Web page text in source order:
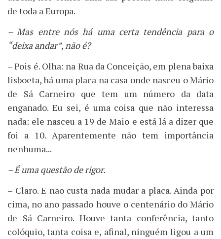
de toda a Europa.
– Mas entre nós há uma certa tendência para o
“deixa andar”, não é?
– Pois é. Olha: na Rua da Conceição, em plena baixa
lisboeta, há uma placa na casa onde nasceu o Mário
de Sá Carneiro que tem um número da data
enganado. Eu sei, é uma coisa que não interessa
nada: ele nasceu a 19 de Maio e está lá a dizer que
foi a 10. Aparentemente não tem importância
nenhuma...
– É uma questão de rigor.
– Claro. E não custa nada mudar a placa. Ainda por
cima, no ano passado houve o centenário do Mário
de Sá Carneiro. Houve tanta conferência, tanto
colóquio, tanta coisa e, afinal, ninguém ligou a um